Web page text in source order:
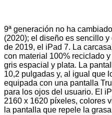
9ª generación no ha
(2020); el diseño es sencillo
de 2019, el iPad 7. La
con material 100% reciclado
gris espacial y plata. La
10,2 pulgadas y, al igual que
equipada con una pantalla
para los ojos del usuario. El
2160 x 1620 píxeles, colores
la pantalla que repele la